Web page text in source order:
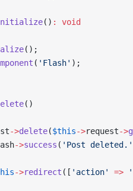
() :
void
();
( 'Flash' );
()
->delete($this->request->
->success ( 'Post deleted.'
->redirect ([ 'action' =>